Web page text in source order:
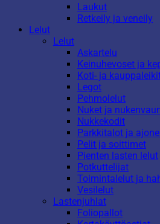
Laukut
Retkeily ja veneily
Lelut
Lelut
Askartelu
Keinuhevoset ja
Koti- ja
Legot
Pehmolelut
Nuket ja
Nukkekodit
Parkkitalot ja
Pelit ja soittimet
Pienten lasten lelut
Potkuttelijat
Toimintalelut ja
Vesilelut
Lastenjuhlat
Foliopallot